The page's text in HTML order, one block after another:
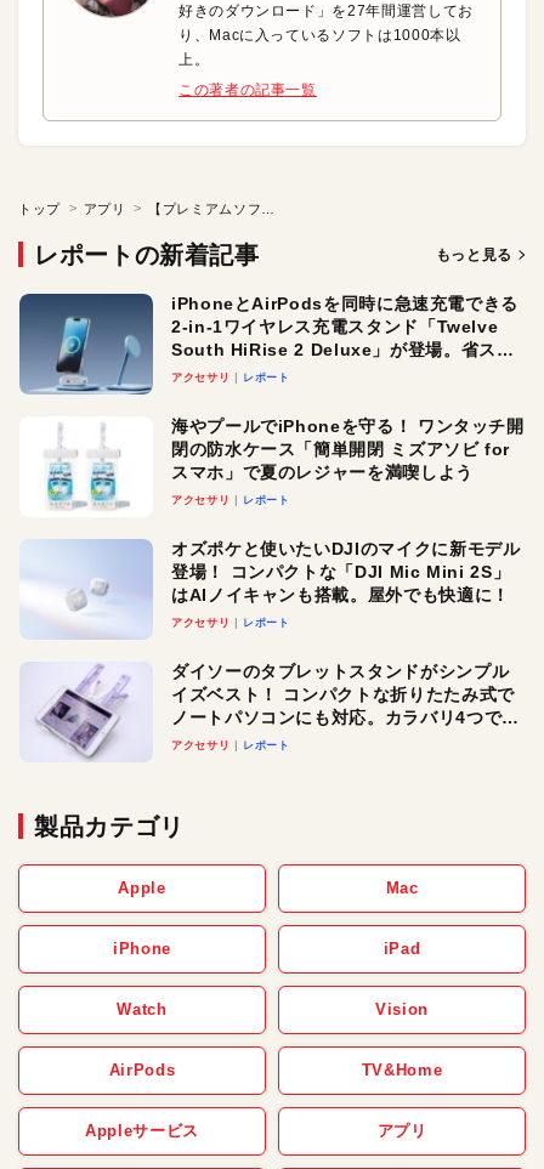
好きのダウンロード」を27年間運営してお
り、Macに入っているソフトは1000本以
上。
この著者の記事一覧
トップ アプリ
レポートの新着記事 もっと見る
iPhoneとAirPodsを同時に急速充電できる
2-in-1ワイヤレス充電スタンド「Twelve
South HiRise 2 Deluxe」が登場。省スペ
ースでおしゃれに充電したい人にオスス
アクセサリ レポート
海やプールでiPhoneを守る！ ワンタッチ開
閉の防水ケース「簡単開閉 ミズアソビ for
スマホ」で夏のレジャーを満喫しよう
アクセサリ レポート
オズポケと使いたいDJIのマイクに新モデル
登場！ コンパクトな「DJI Mic Mini 2S」
はAIノイキャンも搭載。屋外でも快適に！
アクセサリ レポート
ダイソーのタブレットスタンドがシンプル
イズベスト！ コンパクトな折りたたみ式で
ノートパソコンにも対応。カラバリ4つで選
べる楽しさも
アクセサリ レポート
製品カテゴリ
Apple Mac
iPhone iPad
Watch Vision
AirPods TV&Home
Appleサービス アプリ